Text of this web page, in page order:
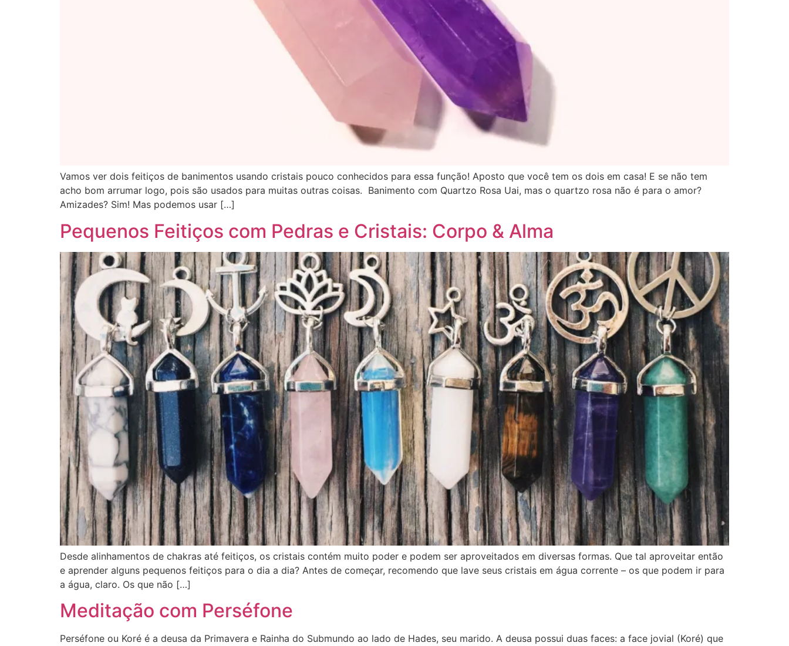
Vamos ver dois feitiços de banimentos usando cristais pouco conhecidos para essa função! Aposto que você tem os dois em casa! E se não tem
acho bom arrumar logo, pois são usados para muitas outras coisas. Banimento com Quartzo Rosa Uai, mas o quartzo rosa não é para o amor?
Amizades? Sim! Mas podemos usar […]
Pequenos Feitiços com Pedras e Cristais: Corpo & Alma
Desde alinhamentos de chakras até feitiços, os cristais contém muito poder e podem ser aproveitados em diversas formas. Que tal aproveitar então
e aprender alguns pequenos feitiços para o dia a dia? Antes de começar, recomendo que lave seus cristais em água corrente – os que podem ir para
a água, claro. Os que não […]
Meditação com Perséfone
Perséfone ou Koré é a deusa da Primavera e Rainha do Submundo ao lado de Hades, seu marido. A deusa possui duas faces: a face jovial (Koré) que